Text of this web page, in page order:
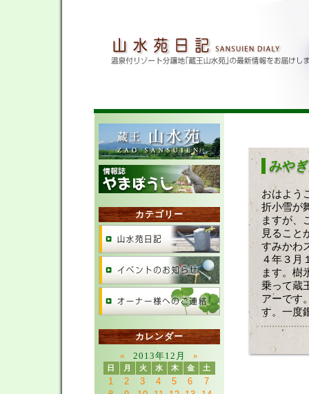
みや
おはよう
折小雪が
ますが、
見ること
すみかわ
４年３月
ます。樹
乗って蔵
アーです
す。一度
カテゴリー
カレンダー
«
2013年12月 »
日 月 火 水 木 金 土
1 2 3 4 5 6
7